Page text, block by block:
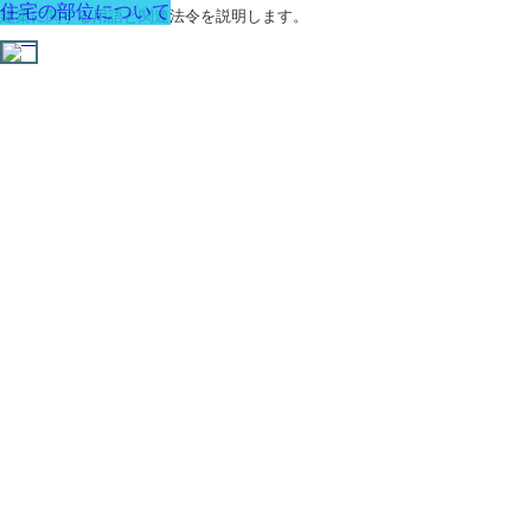
建築に関する用語と関連法令を説明します。
住宅の部位について